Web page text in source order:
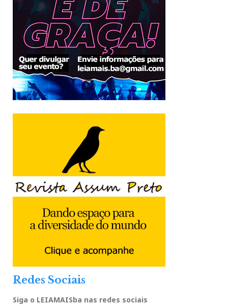
Redes Sociais
Siga o LEIAMAISba nas redes sociais